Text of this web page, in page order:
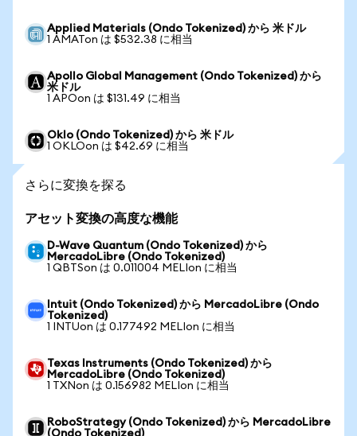
Applied Materials (Ondo Tokenized) から 米ドル
1 AMATon は $532.38 に相当
Apollo Global Management (Ondo Tokenized) から
米ドル
1 APOon は $131.49 に相当
Oklo (Ondo Tokenized) から 米ドル
1 OKLOon は $42.69 に相当
さらに変換を探る
アセット変換の高度な機能
D-Wave Quantum (Ondo Tokenized) から
MercadoLibre (Ondo Tokenized)
1 QBTSon は 0.011004 MELIon に相当
Intuit (Ondo Tokenized) から MercadoLibre (Ondo
Tokenized)
1 INTUon は 0.177492 MELIon に相当
Texas Instruments (Ondo Tokenized) から
MercadoLibre (Ondo Tokenized)
1 TXNon は 0.156982 MELIon に相当
RoboStrategy (Ondo Tokenized) から MercadoLibre
(Ondo Tokenized)